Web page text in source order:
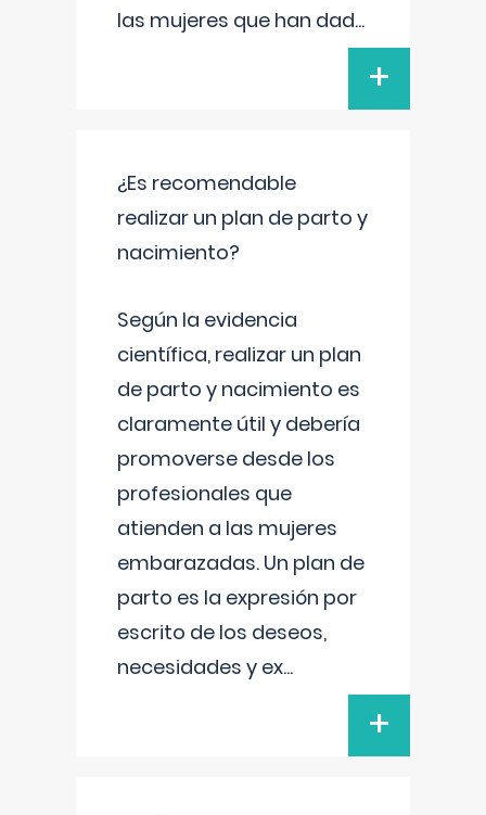
las mujeres que han dad...
+
¿Es recomendable
realizar un plan de parto y
nacimiento?
Según la evidencia
científica, realizar un plan
de parto y nacimiento es
claramente útil y debería
promoverse desde los
profesionales que
atienden a las mujeres
embarazadas. Un plan de
parto es la expresión por
escrito de los deseos,
necesidades y ex...
+